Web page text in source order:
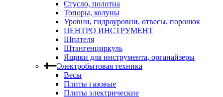
Стусло, полотна
Топоры, колуны
Уровни, гидроуровни, отвесы, порошок
ЦЕНТРО ИНСТРУМЕНТ
Шпателя
Штангенциркуль
Ящики для инструмента, органайзеры
Электробытовая техника
Весы
Плиты газовые
Плиты электрические